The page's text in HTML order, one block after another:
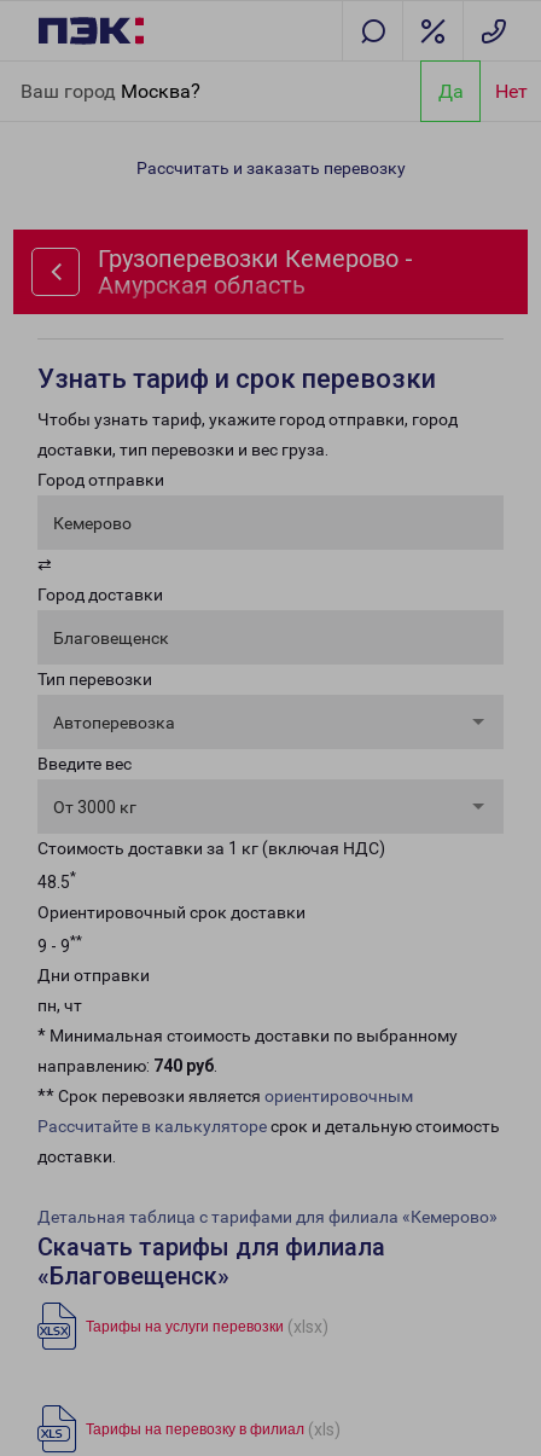
Ваш город Москва? Да Нет
область
Рассчитать и заказать перевозку
Грузоперевозки Кемерово -
Амурская область
Узнать тариф и срок перевозки
Чтобы узнать тариф, укажите город отправки, город
доставки, тип перевозки и вес груза.
Город отправки
Кемерово
⇄
Город доставки
Благовещенск
Тип перевозки
Автоперевозка
Введите вес
От 3000 кг
Стоимость доставки за 1 кг (включая НДС)
48.5*
Ориентировочный срок доставки
9 - 9**
Дни отправки
пн, чт
* Минимальная стоимость доставки по выбранному
направлению: 740 руб.
** Срок перевозки является ориентировочным
Рассчитайте в калькуляторесрок и детальную стоимость
доставки.
Детальная таблица с тарифами для филиала «Кемерово»
Скачать тарифы для филиала
«Благовещенск»
Тарифы на услуги перевозки (xlsx)
Тарифы на перевозку в филиал (xls)